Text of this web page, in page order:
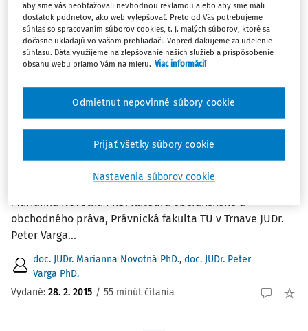
Počet vyhľadaných dokumentov:1
Zoradiť podľa:
Najnovšie
Najstaršie
Vplyv úniového práva na medzinárodný
rámec právnej úpravy zodpovednostných
vzťahov jadrového práva
Vplyv úniového práva na medzinárodný rámec právnej
úpravy zodpovednostných vzťahov jadrového práva JUDr.
Marianna Novotná PhD. Katedra občianskeho a
obchodného práva, Právnická fakulta TU v Trnave JUDr.
Peter Varga...
doc. JUDr. Marianna Novotná PhD., doc. JUDr. Peter
Varga PhD.
Vydané: 28. 2. 2015 / 55 minút čítania
aby sme vás neobťažovali nevhodnou reklamou alebo aby sme mali
dostatok podnetov, ako web vylepšovať. Preto od Vás potrebujeme
súhlas so spracovaním súborov cookies, t. j. malých súborov, ktoré sa
dočasne ukladajú vo vašom prehliadači. Vopred ďakujeme za udelenie
súhlasu. Dáta využijeme na zlepšovanie našich služieb a prispôsobenie
obsahu webu priamo Vám na mieru. Viac informácií
Nastavenia súborov cookie
Odmietnut nepovinné súbory cookie
Prijať všetky súbory cookie